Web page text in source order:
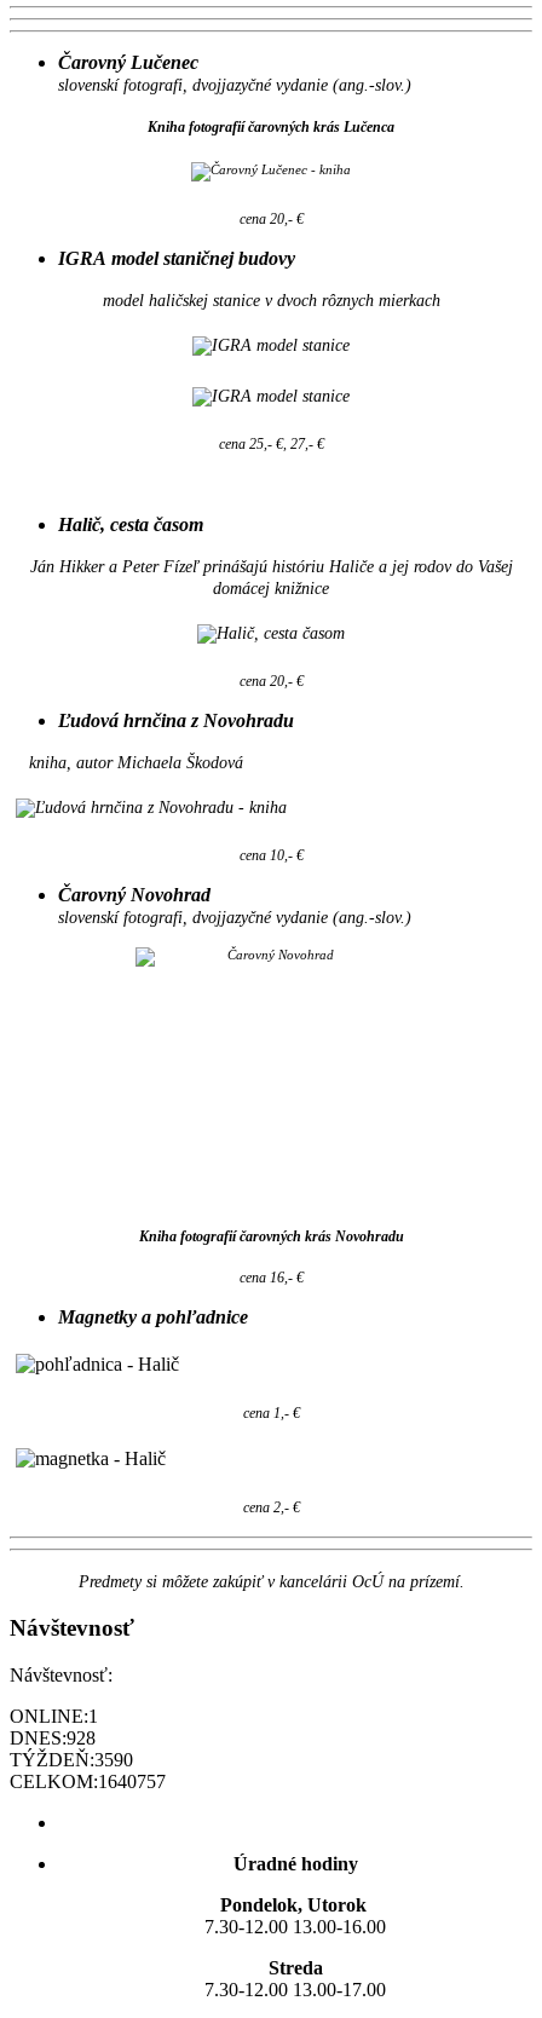
Čarovný Lučenec
slovenskí fotografi, dvojjazyčné vydanie (ang.-slov.)
Kniha fotografií čarovných krás Lučenca
cena 20,- €
IGRA model staničnej budovy
model haličskej stanice v dvoch rôznych mierkach
cena 25,- €, 27,- €
Halič, cesta časom
Ján Hikker a Peter Fízeľ prinášajú históriu Haliče a jej rodov do Vašej
domácej knižnice
cena 20,- €
Ľudová hrnčina z Novohradu
kniha, autor Michaela Škodová
cena 10,- €
Čarovný Novohrad
slovenskí fotografi, dvojjazyčné vydanie (ang.-slov.)
Kniha fotografií čarovných krás Novohradu
cena 16,- €
Magnetky a pohľadnice
cena 1,- €
cena 2,- €
Predmety si môžete zakúpiť v kancelárii OcÚ na prízemí.
Návštevnosť
Návštevnosť:
ONLINE:1
DNES:928
TÝŽDEŇ:3590
CELKOM:1640757
Úradné hodiny
Pondelok, Utorok
7.30-12.00 13.00-16.00
Streda
7.30-12.00 13.00-17.00